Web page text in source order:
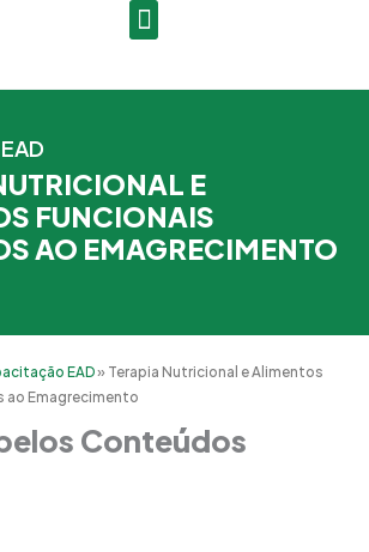
E
FUNCIONAIS
AO EMAGRECIMENTO
EAD» Terapia Nutricional e Alimentos
ao Emagrecimento
Conteúdos